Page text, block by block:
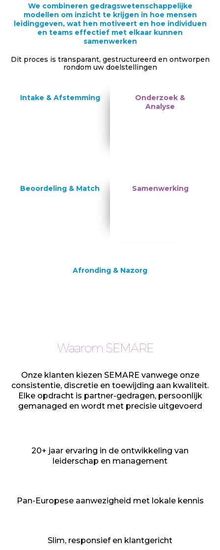
We combineren gedragswetenschappelijke
modellen om inzicht te krijgen in hoe mensen
leidinggeven, wat hen motiveert en hoe individuen
en teams effectief met elkaar kunnen
samenwerken
Dit proces is transparant, gestructureerd en ontworpen
rondom uw doelstellingen
Intake & Afstemming
Onderzoek &
Analyse
Beoordeling & Match Samenwerking
Afronding & Nazorg
Waarom SEMARE
Onze klanten kiezen SEMARE vanwege onze
consistentie, discretie en toewijding aan kwaliteit.
Elke opdracht is partner-gedragen, persoonlijk
gemanaged en wordt met precisie uitgevoerd
20+ jaar ervaring in de ontwikkeling van
leiderschap en management
Pan-Europese aanwezigheid met lokale kennis
Slim, responsief en klantgericht